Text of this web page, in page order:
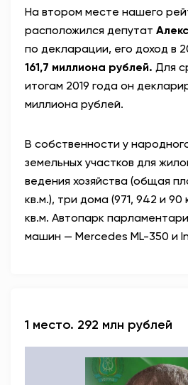
На втором месте нашего
расположился депутат
по декларации, его доход в
161,7 миллиона рублей. Для
итогам 2019 года он
миллиона рублей.
В собственности у
земельных участков для
ведения хозяйства (общая
кв.м.), три дома (971, 942 и 90
кв.м. Автопарк
машин — Mercedes ML-350 и
1 место. 292 млн рублей